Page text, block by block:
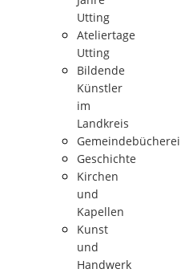
Utting
Ateliertage
Utting
Bildende
Künstler
im
Landkreis
Gemeindebücherei
Geschichte
Kirchen
und
Kapellen
Kunst
und
Handwerk